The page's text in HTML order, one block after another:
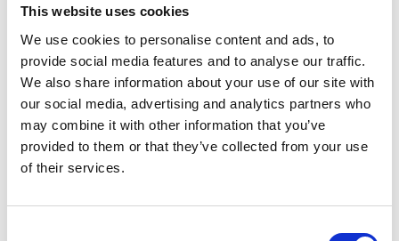
This website uses cookies
We use cookies to personalise content and ads, to
provide social media features and to analyse our traffic.
We also share information about your use of our site with
our social media, advertising and analytics partners who
may combine it with other information that you’ve
provided to them or that they’ve collected from your use
of their services.
smagen naturligvis bliver meget mere intens i takt
med, at de smelter. Vil du drikke den med det
samme, anbefaler vi, at du bruger almindelige
isterninger.